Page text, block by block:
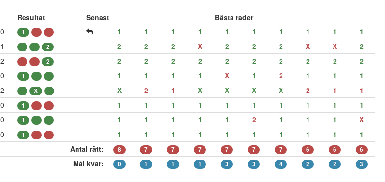
Resultat Senast
Bästa rader
0 1 1 1 1 1 1 1 1 1 1
1
1 2 2 2 2 X 2 2 2 X X
2
2 2 2 2 2 2 2 2 2 2 2
2
0 1 1 1 1 1 X 1 2 1 1
1
2 X X 2 1 X X X X 2 1
1
0 1 1 1 1 1 1 1 1 1 1
1
0 1 1 1 1 1 1 2 1 1 1
X
0 1 1 1 1 1 1 1 1 1 1
1
Antal rätt:
8 7 7 7 7 7 7 6 6 6
Mål kvar: 0 1 1 1 3 3 4 2 2 3